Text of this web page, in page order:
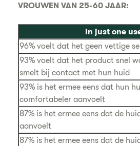
VROUWEN VAN 25-60 JAAR:
In just one
96% voelt dat het geen vettige
93% voelt dat het product snel
smelt bij contact met hun huid
93% is het ermee eens dat hun
comfortabeler aanvoelt
87% is het ermee eens dat de
aanvoelt
87% is het ermee eens dat de